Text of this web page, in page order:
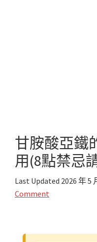
甘胺酸亞鐵
用(8點禁忌
Last Updated 2026 年 5
Comment